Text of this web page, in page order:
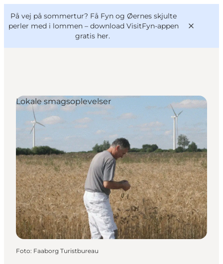
På vej på sommertur? Få Fyn og Øernes skjulte
perler med i lommen – download VisitFyn-appen
gratis her.
Oplevelser
Outdoor
Mad og drikke
Overnatning
Book lokale oplevelser
VisitFyn
Deutsch
Lokale smagsoplevelser
Foto: Faaborg Turistbureau